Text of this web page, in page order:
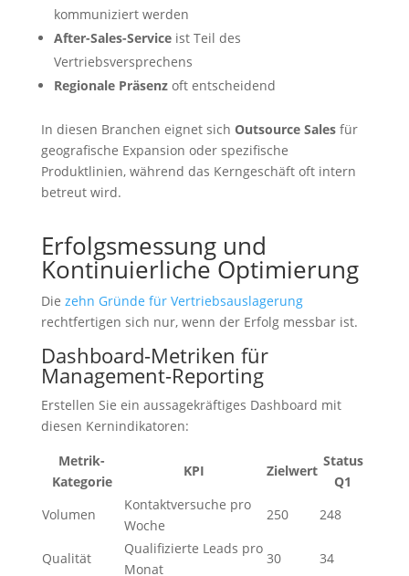
kommuniziert werden
After-Sales-Serviceist Teil des
Vertriebsversprechens
Regionale Präsenzoft entscheidend
In diesen Branchen eignet sich Outsource Salesfür
geografische Expansion oder spezifische
Produktlinien, während das Kerngeschäft oft intern
betreut wird.
Erfolgsmessung und
Kontinuierliche Optimierung
Die zehn Gründe für Vertriebsauslagerung
rechtfertigen sich nur, wenn der Erfolg messbar ist.
Dashboard-Metriken für
Management-Reporting
Erstellen Sie ein aussagekräftiges Dashboard mit
diesen Kernindikatoren:
Metrik-
Kategorie
KPI Zielwert
Status
Q1
Volumen
Kontaktversuche pro
Woche
250 248
Qualität
Qualifizierte Leads pro
Monat
30 34